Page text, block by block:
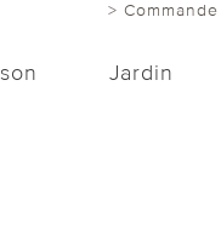
>
Jardin